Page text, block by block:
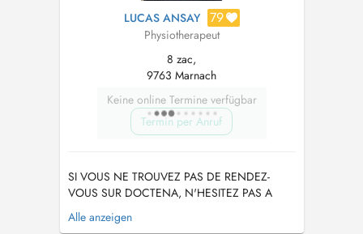
LUCAS ANSAY 79
Physiotherapeut
8 zac,
9763 Marnach
Keine online Termine verfügbar
Termin per Anruf
SI VOUS NE TROUVEZ PAS DE RENDEZ-
VOUS SUR DOCTENA, N'HESITEZ PAS A
APPELER LE CABINET. Bonjour, Je m'appelle
Lucas, je suis kinésithérapeute et je suis
Alle anzeigen